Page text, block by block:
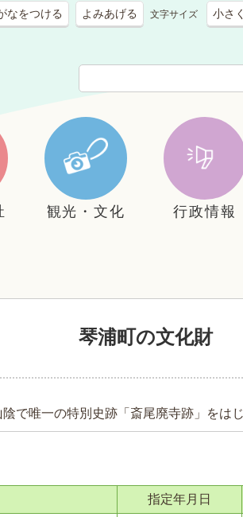
なをつける よみあげる 文字サイズ 小さく
観光・文化 行政情報
琴浦町の文化財
で唯一の特別史跡「斎尾廃寺跡」をは
指定年月日